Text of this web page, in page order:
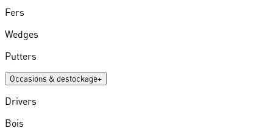
Fers
Wedges
Putters
Occasions & destockage+
Drivers
Bois